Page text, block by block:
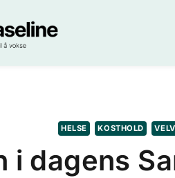
HELSE KOSTHOLD
i dagens